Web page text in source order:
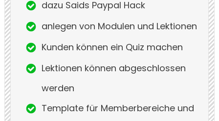
dazu Saids Paypal Hack
anlegen von Modulen und Lektionen
Kunden können ein Quiz machen
Lektionen können abgeschlossen
werden
Template für Memberbereiche und